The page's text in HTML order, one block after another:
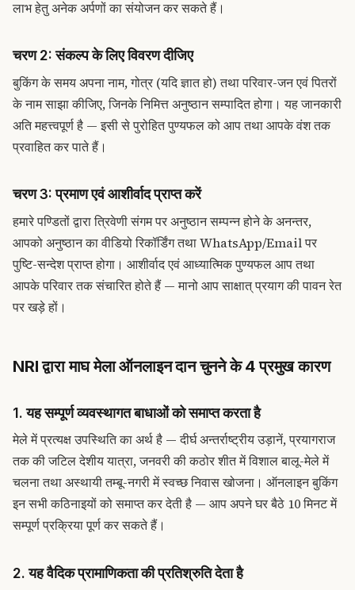
लाभ हेतु अनेक अर्पणों का संयोजन कर सकते हैं।
चरण 2: संकल्प के लिए विवरण दीजिए
बुकिंग के समय अपना नाम, गोत्र (यदि ज्ञात हो) तथा परिवार-जन एवं पितरों
के नाम साझा कीजिए, जिनके निमित्त अनुष्ठान सम्पादित होगा। यह जानकारी
अति महत्त्वपूर्ण है — इसी से पुरोहित पुण्यफल को आप तथा आपके वंश तक
प्रवाहित कर पाते हैं।
चरण 3: प्रमाण एवं आशीर्वाद प्राप्त करें
हमारे पण्डितों द्वारा त्रिवेणी संगम पर अनुष्ठान सम्पन्न होने के अनन्तर,
आपको अनुष्ठान का वीडियो रिकॉर्डिंग तथा WhatsApp/Email पर
पुष्टि-सन्देश प्राप्त होगा। आशीर्वाद एवं आध्यात्मिक पुण्यफल आप तथा
आपके परिवार तक संचारित होते हैं — मानो आप साक्षात् प्रयाग की पावन रेत
पर खड़े हों।
NRI द्वारा माघ मेला ऑनलाइन दान चुनने के 4 प्रमुख कारण
1. यह सम्पूर्ण व्यवस्थागत बाधाओं को समाप्त करता है
मेले में प्रत्यक्ष उपस्थिति का अर्थ है — दीर्घ अन्तर्राष्ट्रीय उड़ानें, प्रयागराज
तक की जटिल देशीय यात्रा, जनवरी की कठोर शीत में विशाल बालू-मेले में
चलना तथा अस्थायी तम्बू-नगरी में स्वच्छ निवास खोजना। ऑनलाइन बुकिंग
इन सभी कठिनाइयों को समाप्त कर देती है — आप अपने घर बैठे 10 मिनट में
सम्पूर्ण प्रक्रिया पूर्ण कर सकते हैं।
2. यह वैदिक प्रामाणिकता की प्रतिश्रुति देता है